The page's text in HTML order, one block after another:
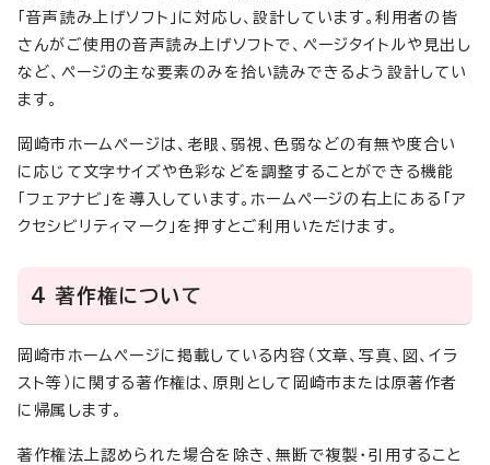
「音声読み上げソフト」に対応し、設計しています。利用者の皆
さんがご使用の音声読み上げソフトで、ページタイトルや見出し
など、ページの主な要素のみを拾い読みできるよう設計してい
ます。
岡崎市ホームページは、老眼、弱視、色弱などの有無や度合い
に応じて文字サイズや色彩などを調整することができる機能
「フェアナビ」を導入しています。ホームページの右上にある「ア
クセシビリティマーク」を押すとご利用いただけます。
4 著作権について
岡崎市ホームページに掲載している内容（文章、写真、図、イラ
スト等）に関する著作権は、原則として岡崎市または原著作者
に帰属します。
著作権法上認められた場合を除き、無断で複製・引用すること